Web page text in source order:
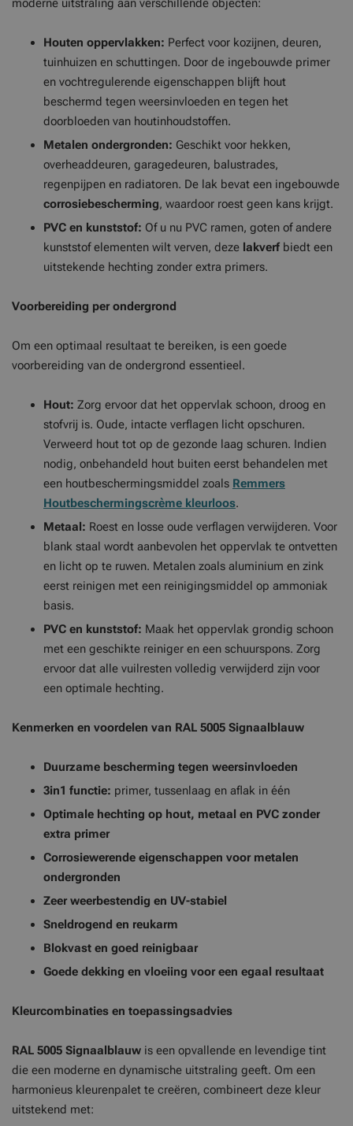
moderne uitstraling aan verschillende objecten:
Houten oppervlakken: Perfect voor kozijnen, deuren,
tuinhuizen en schuttingen. Door de ingebouwde primer
en vochtregulerende eigenschappen blijft hout
beschermd tegen weersinvloeden en tegen het
doorbloeden van houtinhoudstoffen.
Metalen ondergronden: Geschikt voor hekken,
overheaddeuren, garagedeuren, balustrades,
regenpijpen en radiatoren. De lak bevat een ingebouwde
corrosiebescherming, waardoor roest geen kans krijgt.
PVC en kunststof: Of u nu PVC ramen, goten of andere
kunststof elementen wilt verven, deze lakverf biedt een
uitstekende hechting zonder extra primers.
Voorbereiding per ondergrond
Om een optimaal resultaat te bereiken, is een goede
voorbereiding van de ondergrond essentieel.
Hout: Zorg ervoor dat het oppervlak schoon, droog en
stofvrij is. Oude, intacte verflagen licht opschuren.
Verweerd hout tot op de gezonde laag schuren. Indien
nodig, onbehandeld hout buiten eerst behandelen met
een houtbeschermingsmiddel zoals Remmers
Houtbeschermingscrème kleurloos.
Metaal: Roest en losse oude verflagen verwijderen. Voor
blank staal wordt aanbevolen het oppervlak te ontvetten
en licht op te ruwen. Metalen zoals aluminium en zink
eerst reinigen met een reinigingsmiddel op ammoniak
basis.
PVC en kunststof: Maak het oppervlak grondig schoon
met een geschikte reiniger en een schuurspons. Zorg
ervoor dat alle vuilresten volledig verwijderd zijn voor
een optimale hechting.
Kenmerken en voordelen van RAL 5005 Signaalblauw
Duurzame bescherming tegen weersinvloeden
3in1 functie: primer, tussenlaag en aflak in één
Optimale hechting op hout, metaal en PVC zonder
extra primer
Corrosiewerende eigenschappen voor metalen
ondergronden
Zeer weerbestendig en UV-stabiel
Sneldrogend en reukarm
Blokvast en goed reinigbaar
Goede dekking en vloeiing voor een egaal resultaat
Kleurcombinaties en toepassingsadvies
RAL 5005 Signaalblauw is een opvallende en levendige tint
die een moderne en dynamische uitstraling geeft. Om een
harmonieus kleurenpalet te creëren, combineert deze kleur
uitstekend met: